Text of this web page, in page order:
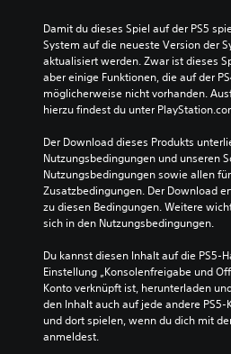
Damit du dieses Spiel auf der PS5
System auf die neueste Version der
aktualisiert werden. Zwar ist dieses
aber einige Funktionen, die auf der
möglicherweise nicht vorhanden.
hierzu findest du unter
Der Download dieses Produkts
Nutzungsbedingungen und unseren
Nutzungsbedingungen sowie allen
Zusatzbedingungen. Der Download
zu diesen Bedingungen. Weitere
sich in den Nutzungsbedingungen.
Du kannst diesen Inhalt auf die PS5-
Einstellung „Konsolenfreigabe und
Konto verknüpft ist, herunterladen
den Inhalt auch auf jede andere
und dort spielen, wenn du dich mit
anmeldest.